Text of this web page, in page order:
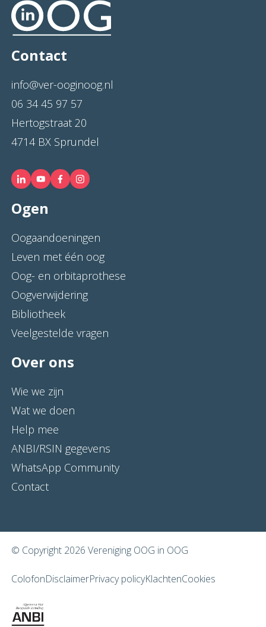
Contact
info@ver-ooginoog.nl
06 34 45 97 57
Hertogstraat 20
4714 BX Sprundel
Ogen
Oogaandoeningen
Leven met één oog
Oog- en orbitaprothese
Oogverwijdering
Bibliotheek
Veelgestelde vragen
Over ons
Wie we zijn
Wat we doen
Help mee
ANBI/RSIN gegevens
WhatsApp Community
Contact
© Copyright 2026 Vereniging OOG in OOG
ColofonDisclaimerPrivacy policyKlachtenCookies